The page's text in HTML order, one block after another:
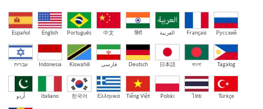
Español English Português 中文 हिंदी العربية Français Русский
עברית Indonesia Kiswahili فارسی Deutsch 日本語 বাংলা Tagalog
اُردو Italiano 한국어 Ελληνικά Tiếng Việt Polski ไทย Türkçe